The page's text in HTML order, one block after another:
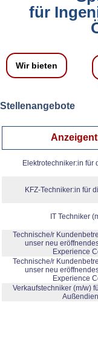
für
Wir bieten
Stellenangebote
Elektrotechniker:in für
KFZ-Techniker:in für
IT Techniker
Technische/r
unser neu
Experience
Technische/r
unser neu
Experience
Verkaufstechniker (m/w)